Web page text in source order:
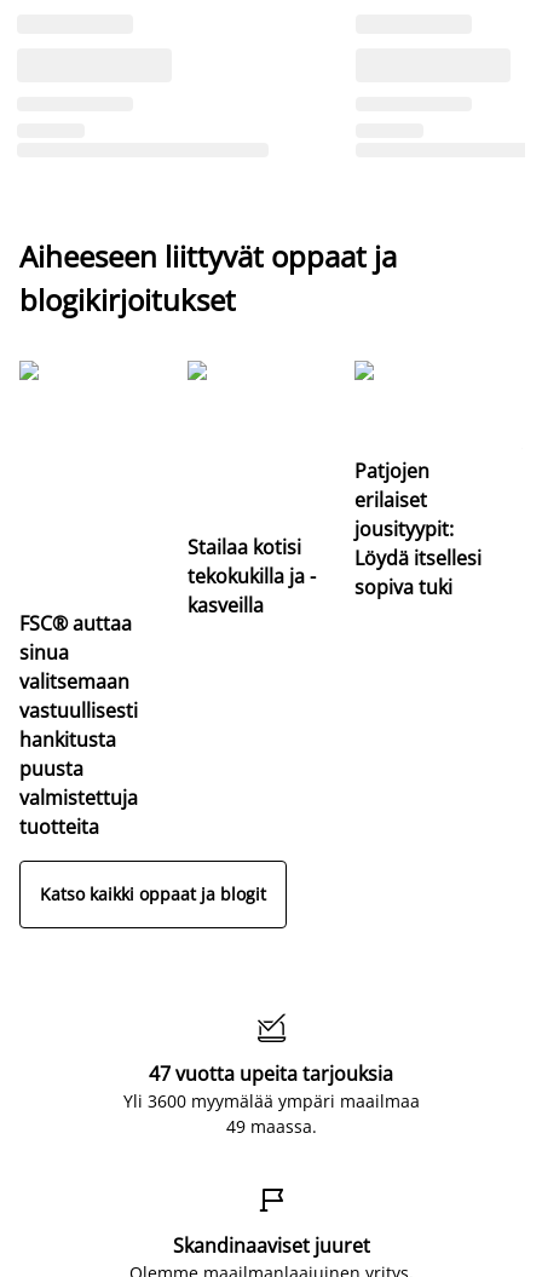
Aiheeseen liittyvät oppaat ja
blogikirjoitukset
FSC® auttaa
sinua
valitsemaan
vastuullisesti
hankitusta
puusta
valmistettuja
tuotteita
Stailaa kotisi
tekokukilla ja -
kasveilla
Patjojen
erilaiset
jousityypit:
Löydä itsellesi
sopiva tuki
Katso kaikki oppaat ja blogit

47 vuotta upeita tarjouksia
Yli 3600 myymälää ympäri maailmaa
49 maassa.

Skandinaaviset juuret